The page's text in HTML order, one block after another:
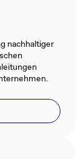
nachhaltiger